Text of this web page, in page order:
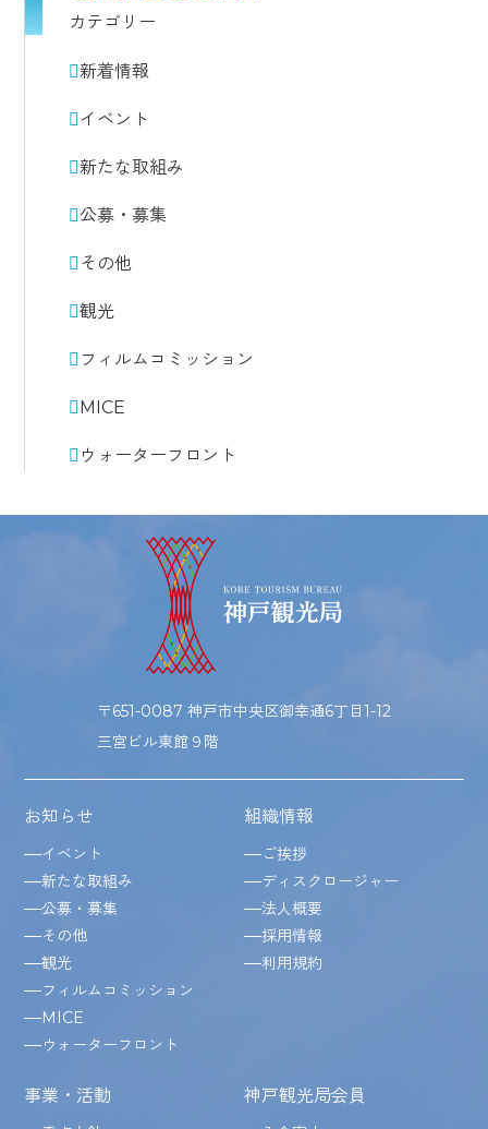
カテゴリー
新着情報
イベント
新たな取組み
公募・募集
その他
観光
フィルムコミッション
MICE
ウォーターフロント
〒651-0087 神戸市中央区御幸通6丁目1-12
三宮ビル東館９階
お知らせ
イベント
新たな取組み
公募・募集
その他
観光
フィルムコミッション
MICE
ウォーターフロント
組織情報
ご挨拶
ディスクロージャー
法人概要
採用情報
利用規約
事業・活動 神戸観光局会員